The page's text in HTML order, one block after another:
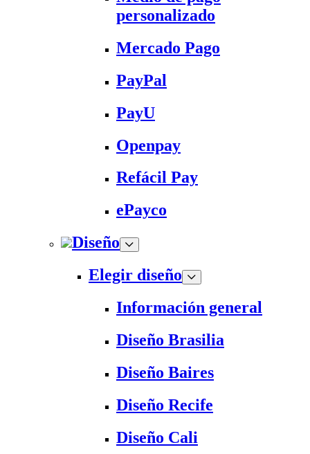
personalizado
Mercado Pago
PayPal
PayU
Openpay
Refácil Pay
ePayco
Diseño
Elegir diseño
Información general
Diseño Brasilia
Diseño Baires
Diseño Recife
Diseño Cali